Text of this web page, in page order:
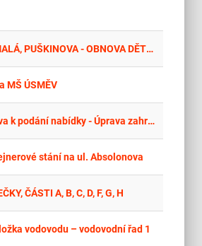
NEKLAMOVA, MALÁ, PUŠKINOVA - OBNOVA DĚTSKÝCH HŘIŠŤ
MŠ ÚSMĚV
Opakovaná výzva k podání nabídky - Úprava zahrady při MŠ v Manětíně na zahradu v přírodním stylu s herními prvky - stavební část
stání na ul. Absolonova
ČÁSTI A, B, C, D, F, G, H
vodovodu – vodovodní řad 1